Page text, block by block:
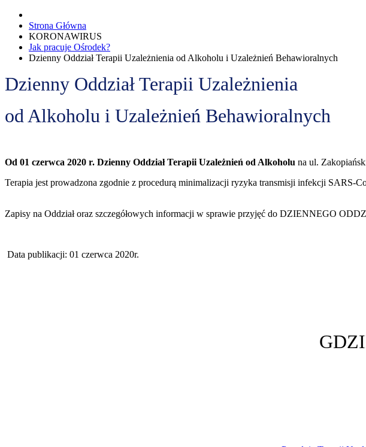
Strona Główna
KORONAWIRUS
Jak pracuje Ośrodek?
Dzienny Oddział Terapii Uzależnienia od Alkoholu i Uzależnień Behawioralnych
Dzienny Oddział Terapii Uzależnienia
od Alkoholu i Uzależnień Behawioralnych
Od 01 czerwca 2020 r. Dzienny Oddział Terapii Uzależnień od Alkoholu na ul.
Terapia jest prowadzona zgodnie z procedurą minimalizacji ryzyka transmisji infekcji SARS-
Zapisy na Oddział oraz szczegółowych informacji w sprawie przyjęć do DZIENNEGO
Data publikacji: 01 czerwca 2020r.